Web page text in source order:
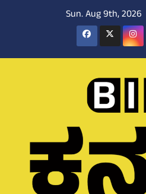
Sun. Aug 9th, 2026